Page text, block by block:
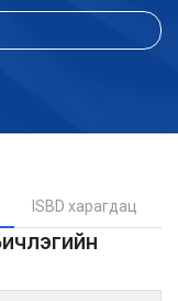
ISBD харагдац